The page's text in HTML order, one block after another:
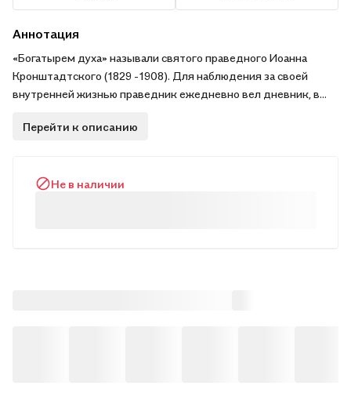
Аннотация
«Богатырем духа» называли святого праведного Иоанна
Кронштадтского (1829 -1908). Для наблюдения за своей
внутренней жизнью праведник ежедневно вел дневник, в
дневники, вошедшие в известную теперь книгу «Моя жизнь
настолько близок к верующему христианину, как собственное
Перейти к описанию
Не в наличии